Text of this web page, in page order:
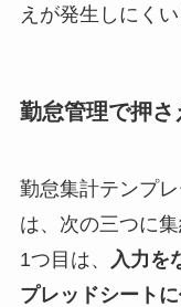
えが発生しにく
勤怠管理で押
勤怠集計テンプ
は、次の三つに集
1つ目は、
入力を
プレッドシート